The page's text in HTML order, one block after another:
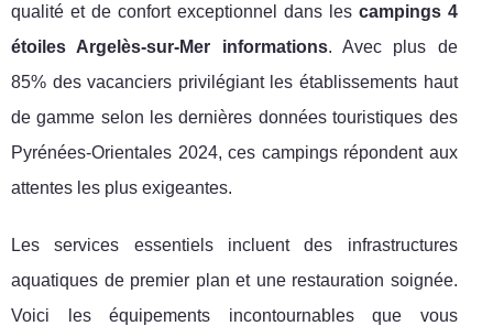
qualité et de confort exceptionnel dans les campings 4
étoiles Argelès-sur-Mer informations. Avec plus de
85% des vacanciers privilégiant les établissements haut
de gamme selon les dernières données touristiques des
Pyrénées-Orientales 2024, ces campings répondent aux
attentes les plus exigeantes.
Les services essentiels incluent des infrastructures
aquatiques de premier plan et une restauration soignée.
Voici les équipements incontournables que vous